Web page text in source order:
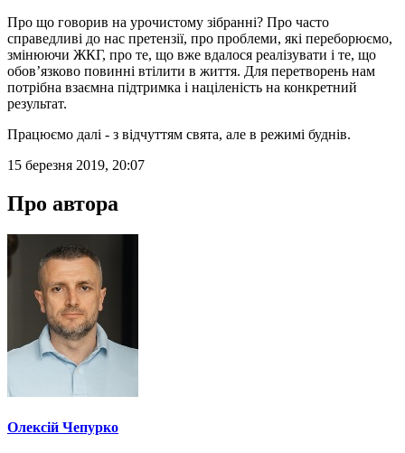
Про що говорив на урочистому зібранні? Про часто
справедливі до нас претензії, про проблеми, які переборюємо,
змінюючи ЖКГ, про те, що вже вдалося реалізувати і те, що
обов’язково повинні втілити в життя. Для перетворень нам
потрібна взаємна підтримка і націленість на конкретний
результат.
Працюємо далі - з відчуттям свята, але в режимі буднів.
15 березня 2019, 20:07
Про автора
Олексій Чепурко